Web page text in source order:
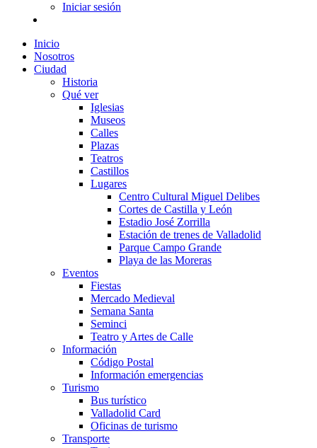
Iniciar sesión
Inicio
Nosotros
Ciudad
Historia
Qué ver
Iglesias
Museos
Calles
Plazas
Teatros
Castillos
Lugares
Centro Cultural Miguel Delibes
Cortes de Castilla y León
Estadio José Zorrilla
Estación de trenes de Valladolid
Parque Campo Grande
Playa de las Moreras
Eventos
Fiestas
Mercado Medieval
Semana Santa
Seminci
Teatro y Artes de Calle
Información
Código Postal
Información emergencias
Turismo
Bus turístico
Valladolid Card
Oficinas de turismo
Transporte